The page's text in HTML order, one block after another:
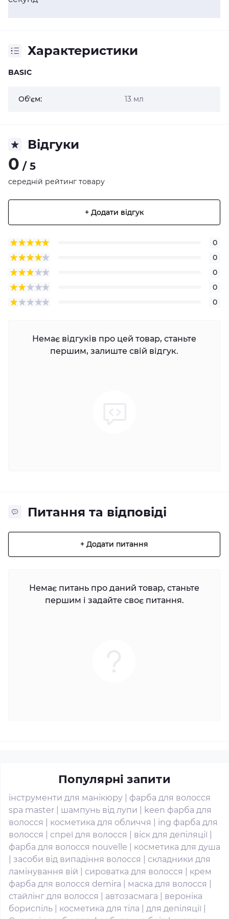
Характеристики
BASIC
Об'єм: 13 мл
Відгуки
0 / 5
середній рейтинг товару
+ Додати відгук
0
0
0
0
0
Немає відгуків про цей товар, станьте
першим, залиште свій відгук.
Питання та відповіді
+ Додати питання
Немає питань про даний товар, станьте
першим і задайте своє питання.
Популярні запити
інструменти для манікюру
фарба для волосся
spa master
шампунь від лупи
keen фарба для
волосся
косметика для обличчя
ing фарба для
волосся
спреї для волосся віск для депіляції
фарба для волосся nouvelle
косметика для душа
засоби від випадіння волосся
складники для
ламінування вій
сироватка для волосся
крем
фарба для волосся demira
маска для волосся
стайлінг для волосся
автозасмага
вероніка
бориспіль
косметика для тіла для депіляції